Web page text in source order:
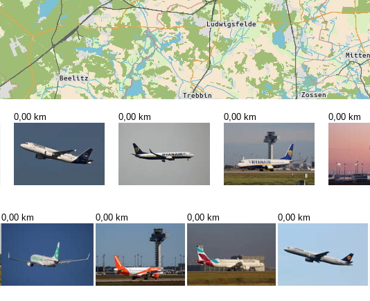
0,00 km 0,00 km 0,00 km 0,00 km
0,00 km 0,00 km 0,00 km 0,00 km